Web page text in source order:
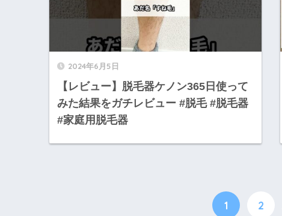
2024年6月5日
【レビュー】脱毛器ケノン365日使って
みた結果をガチレビュー #脱毛 #脱毛器
#家庭用脱毛器
1 2